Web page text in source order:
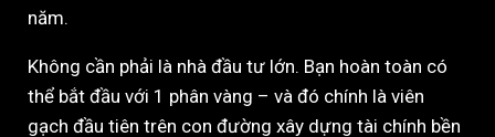
năm.
Không cần phải là nhà đầu tư lớn. Bạn hoàn toàn có
thể bắt đầu với 1 phân vàng – và đó chính là viên
gạch đầu tiên trên con đường xây dựng tài chính bền